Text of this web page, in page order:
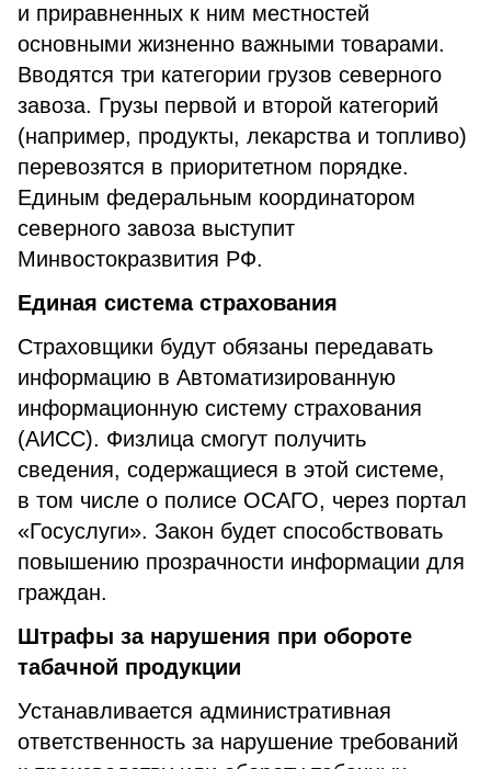
и приравненных к ним местностей
основными жизненно важными товарами.
Вводятся три категории грузов северного
завоза. Грузы первой и второй категорий
(например, продукты, лекарства и топливо)
перевозятся в приоритетном порядке.
Единым федеральным координатором
северного завоза выступит
Минвостокразвития РФ.
Единая система страхования
Страховщики будут обязаны передавать
информацию в Автоматизированную
информационную систему страхования
(АИСС). Физлица смогут получить
сведения, содержащиеся в этой системе,
в том числе о полисе ОСАГО, через портал
«Госуслуги». Закон будет способствовать
повышению прозрачности информации для
граждан.
Штрафы за нарушения при обороте
табачной продукции
Устанавливается административная
ответственность за нарушение требований